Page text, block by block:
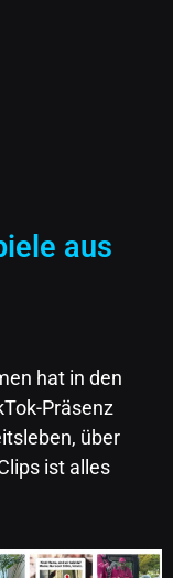
aus
hat in den
Präsenz
über
ist alles